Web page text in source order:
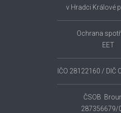
v Hradci Králové
Ochrana
EET
IČO 28122160 / DIČ
ČSOB
287356679/